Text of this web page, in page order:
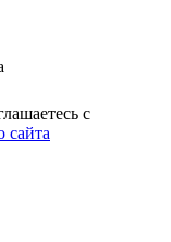
с
сайта